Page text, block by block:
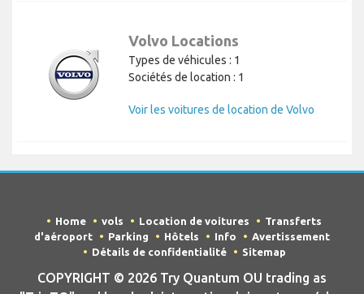
Volvo Locations
Types de véhicules : 1
Sociétés de location : 1
Voir les voitures de location de Volvo
Home vols Location de voitures
Transferts
d'aéroport
Parking Hôtels Info
Avertissement
Détails de confidentialité
Sitemap
COPYRIGHT © 2026 Try Quantum OU trading as